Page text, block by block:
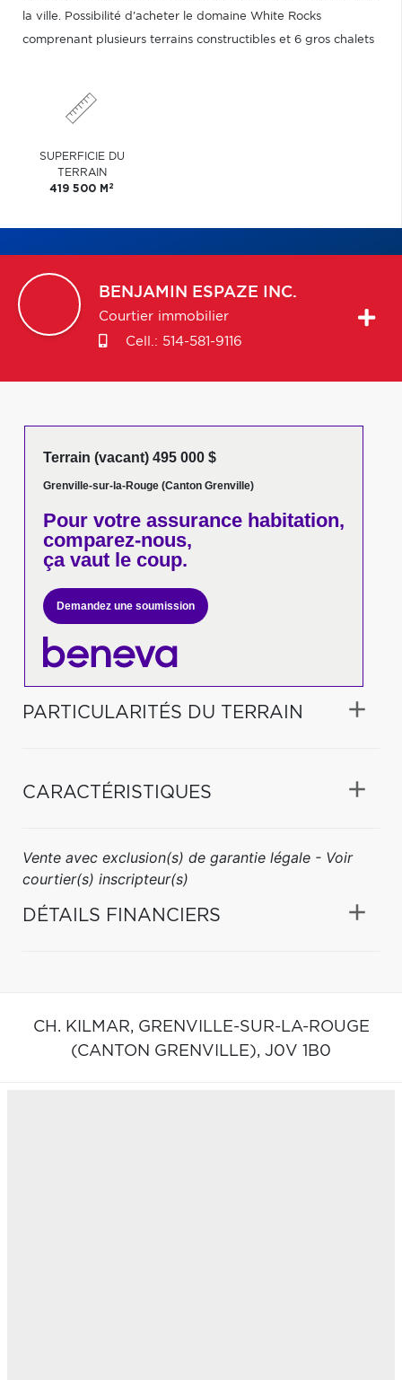
la ville. Possibilité d'acheter le domaine White Rocks
comprenant plusieurs terrains constructibles et 6 gros chalets
SUPERFICIE DU
TERRAIN
419 500 M 2
BENJAMIN ESPAZE INC.
Courtier immobilier
Cell.: 514-581-9116
Terrain (vacant) 495 000 $
Grenville-sur-la-Rouge (Canton Grenville)
Pour votreassurance habitation,
comparez-nous,
ça vaut le coup.
Demandez une soumission
PARTICULARITÉS DU TERRAIN
CARACTÉRISTIQUES
Vente avec exclusion(s) de garantie légale - Voir
courtier(s) inscripteur(s)
DÉTAILS FINANCIERS
CH. KILMAR, GRENVILLE-SUR-LA-ROUGE
(CANTON GRENVILLE), J0V 1B0